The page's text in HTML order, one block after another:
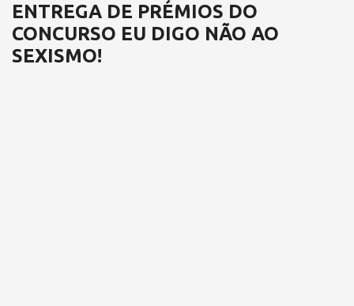
ENTREGA DE PRÉMIOS DO
CONCURSO EU DIGO NÃO AO
SEXISMO!